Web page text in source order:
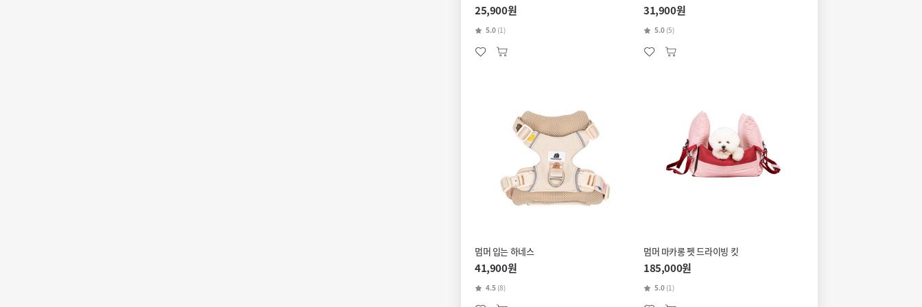
25,900원
5.0 (1)
31,900원
5.0 (5)
멈머 입는 하네스
41,900원
4.5 (8)
멈머 마카롱 펫 드라이빙 킷
185,000원
5.0 (1)